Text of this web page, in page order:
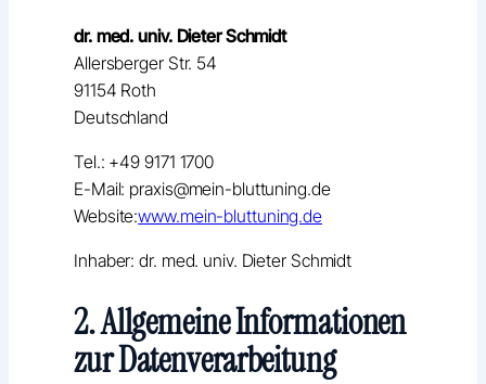
dr. med. univ. Dieter Schmidt
Allersberger Str. 54
91154 Roth
Deutschland
Tel.: +49 9171 1700
E-Mail: praxis@mein-bluttuning.de
Website:www.mein-bluttuning.de
Inhaber: dr. med. univ. Dieter Schmidt
2. Allgemeine Informationen
zur Datenverarbeitung